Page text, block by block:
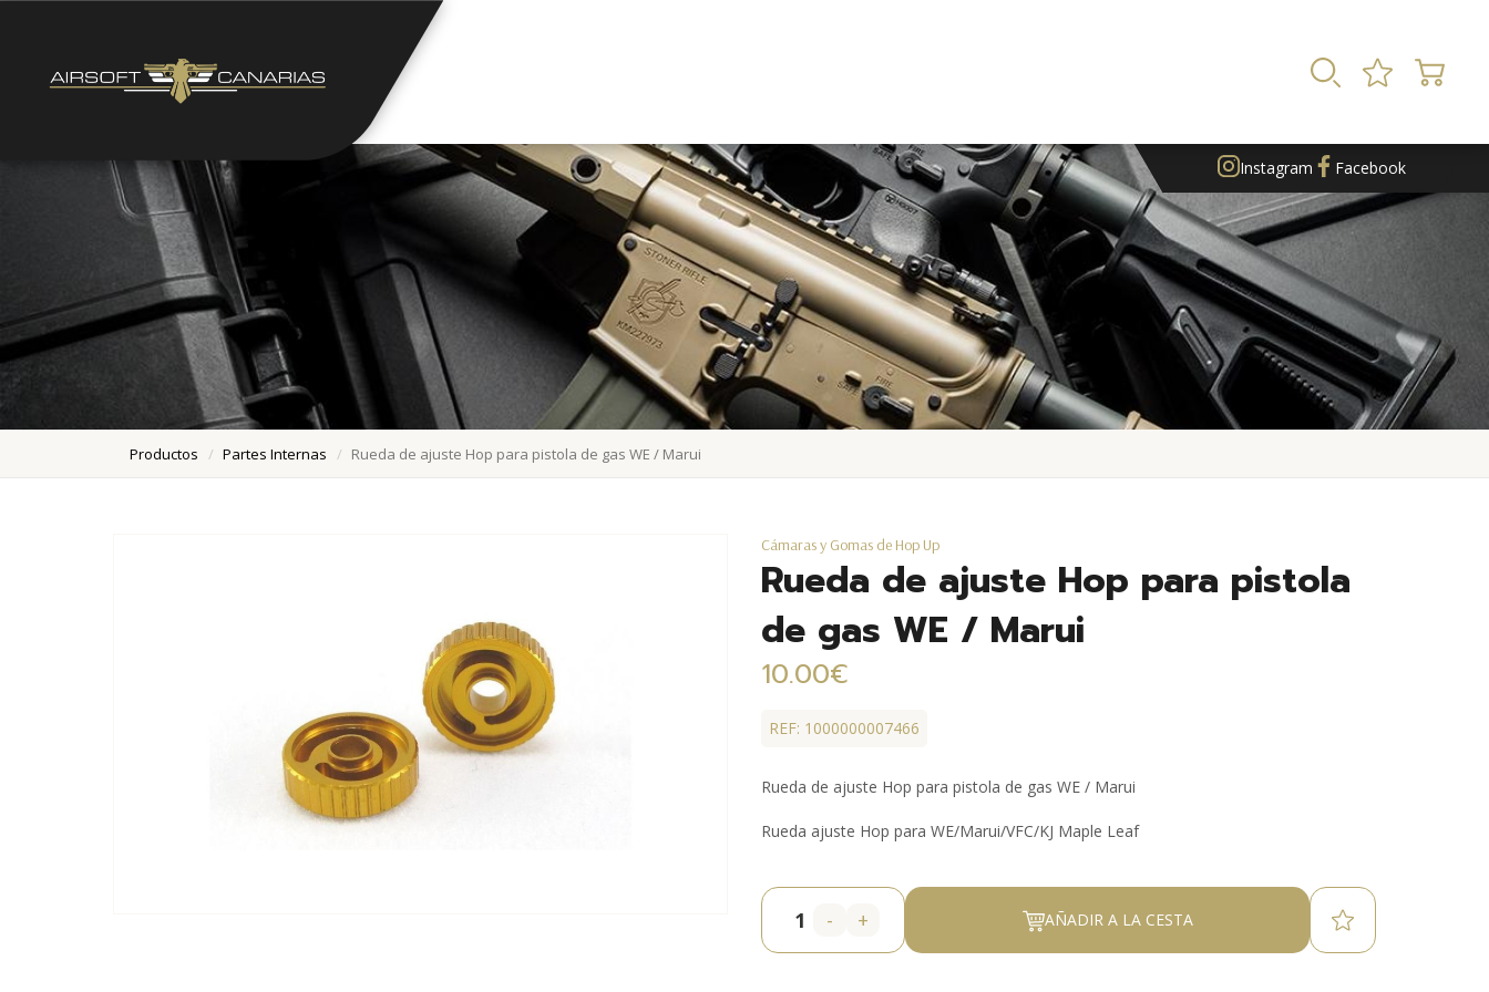
Instagram Facebook
Productos Partes Internas Rueda de ajuste Hop para pistola de gas WE / Marui
Cámaras y Gomas de Hop Up
Rueda de ajuste Hop para pistola
de gas WE / Marui
10.00€
REF: 1000000007466
Rueda de ajuste Hop para pistola de gas WE / Marui
Rueda ajuste Hop para WE/Marui/VFC/KJ Maple Leaf
- + AÑADIR A LA CESTA